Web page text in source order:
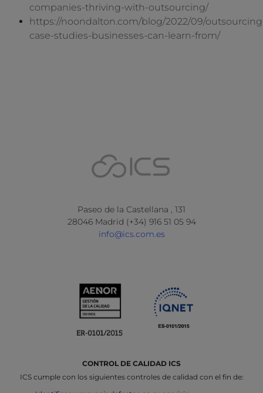
companies-thriving-with-outsourcing/
https://noondalton.com/blog/2022/09/
case-studies-businesses-can-learn-from/
Paseo de la Castellana , 131
28046 Madrid (+34) 916 51 05 94
info@ics.com.es
CONTROL DE CALIDAD ICS
ICS cumple con los siguientes controles de calidad con el fin de: